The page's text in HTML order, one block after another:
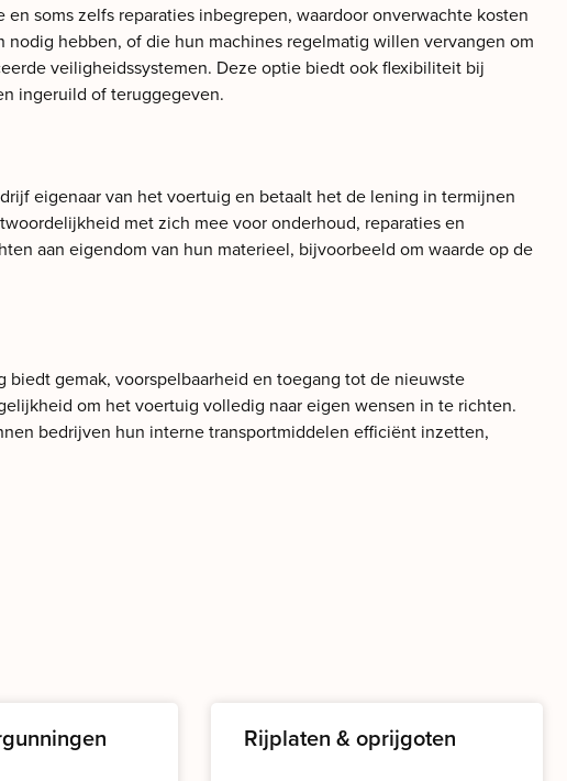
soms zelfs reparaties inbegrepen, waardoor onverwachte kosten
hebben, of die hun machines regelmatig willen vervangen om
veiligheidssystemen. Deze optie biedt ook flexibiliteit bij
ingeruild of teruggegeven.
eigenaar van het voertuig en betaalt het de lening in termijnen
met zich mee voor onderhoud, reparaties en
aan eigendom van hun materieel, bijvoorbeeld om waarde op de
gemak, voorspelbaarheid en toegang tot de nieuwste
om het voertuig volledig naar eigen wensen in te richten.
bedrijven hun interne transportmiddelen efficiënt inzetten,
Rijplaten & oprijgoten